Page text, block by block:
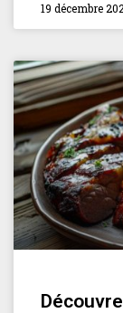
19 décembre